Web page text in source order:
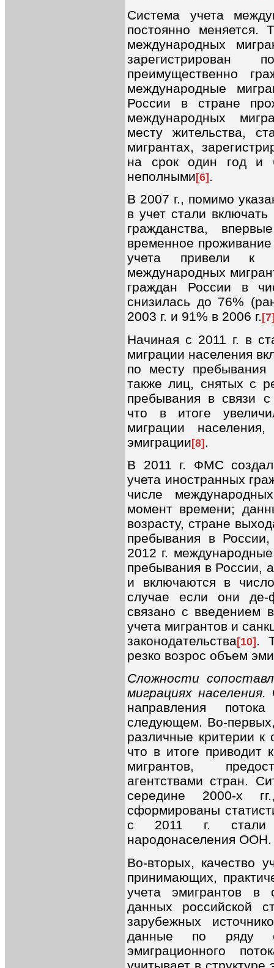
Система учета
постоянно меняется.
международных
преимущественно
международные
России в стране
международных
месту жительства,
мигрантах,
на срок один год и
неполными[6].
В 2007 г., помимо
в учет стали
гражданства,
временное
учета привели к
международных
граждан России в
снизилась до 76%
2003 г. и 91% в 2006 г.
Начиная с 2011 г. в
миграции населения
по месту
также лиц, снятых с
пребывания в связи
что в итоге
миграции
эмиграции[8].
В 2011 г. ФМС
учета иностранных
числе
момент времени;
возрасту, стране
пребывания в
2012 г.
пребывания в России,
и включаются в
случае если они де-
связано с введением
учета мигрантов и
законодательства[10].
резко возрос объем
Сложности
миграциях населения.
направления
следующем. Во-
различные критерии к
что в итоге приводит
мигрантов,
агентствами стран.
середине 2000-х
сформированы
с 2011 г. стали
народонаселения ООН.
Во-вторых, качество
принимающих,
учета эмигрантов в
данных российской
зарубежных
данные по ряду
эмиграционного
учитывает в